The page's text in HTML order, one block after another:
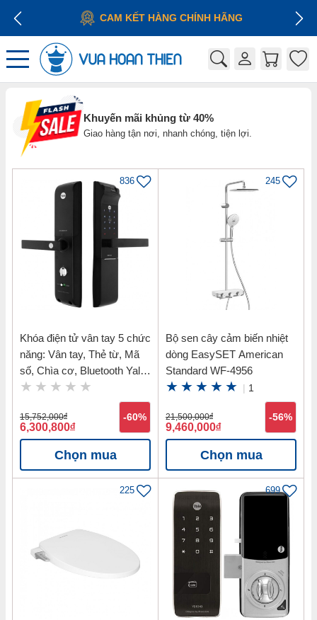
CAM KẾT HÀNG CHÍNH HÃNG
Khuyến mãi khủng từ 40%
Giao hàng tận nơi, nhanh chóng, tiện lợi.
836
Khóa điện tử vân tay 5 chức
năng: Vân tay, Thẻ từ, Mã
số, Chìa cơ, Bluetooth Yale
YDM7116 MB
15,752,000đ
6,300,800đ
-60%
Chọn mua
245
Bộ sen cây cảm biến nhiệt
dòng EasySET American
Standard WF-4956
| 1
21,500,000đ
9,460,000đ
-56%
Chọn mua
225 699